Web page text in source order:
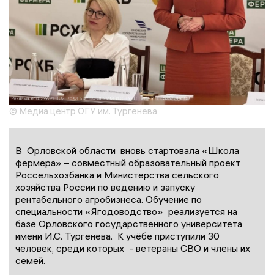
© Медиа центр ОГУ им. Тургенева
В Орловской области вновь стартовала «Школа
фермера» – совместный образовательный проект
Россельхозбанка и Министерства сельского
хозяйства России по ведению и запуску
рентабельного агробизнеса. Обучение по
специальности «Ягодоводство» реализуется на
базе Орловского государственного университета
имени И.С. Тургенева. К учёбе приступили 30
человек, среди которых - ветераны СВО и члены их
семей.